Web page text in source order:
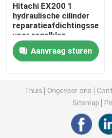
De Verbindingsuitrusting
Hydraulisch Rod Seal
Hydraulische
Hydraulische
Hitachi EX200 1
hydraulische cilinder
reparatieafdichtingsset
voor regelklep
graafmachine
Aanvraag sturen
Thuis Ongeveer ons
Sitemap